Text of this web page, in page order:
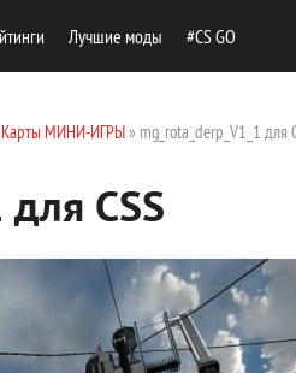
Лучшие моды #CS GO
Карты МИНИ-ИГРЫ» mg_rota_derp_V1_1 для
CSS